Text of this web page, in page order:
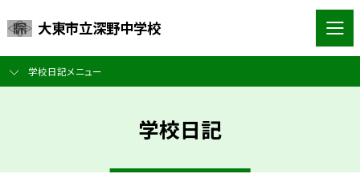
大東市立深野中学校
学校日記メニュー
学校日記